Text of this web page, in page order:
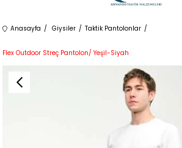
Anasayfa Giysiler Taktik Pantolonlar
Flex Outdoor Streç Pantolon/ Yeşil-Siyah